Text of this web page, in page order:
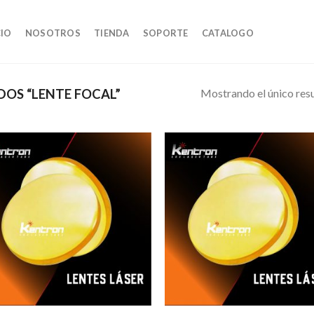
NOSOTROS TIENDA SOPORTE CATALOGO
“LENTE FOCAL” Mostrando el único
a la lista
deseos
a la